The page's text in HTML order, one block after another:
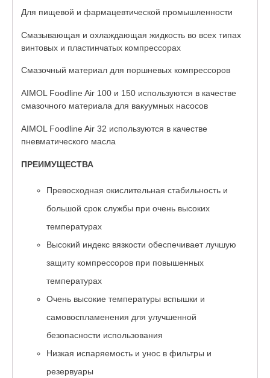
Для пищевой и фармацевтической промышленности
Смазывающая и охлаждающая жидкость во всех типах
винтовых и пластинчатых компрессорах
Смазочный материал для поршневых компрессоров
AIMOL Foodline Air 100 и 150 используются в качестве
смазочного материала для вакуумных насосов
AIMOL Foodline Air 32 используются в качестве
пневматического масла
ПРЕИМУЩЕСТВА
Превосходная окислительная стабильность и
большой срок службы при очень высоких
температурах
Высокий индекс вязкости обеспечивает лучшую
защиту компрессоров при повышенных
температурах
Очень высокие температуры вспышки и
самовоспламенения для улучшенной
безопасности использования
Низкая испаряемость и унос в фильтры и
резервуары